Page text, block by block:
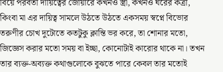
বিয়ে পরবর্তী দায়িত্বের জোয়ারে কখনও স্ত্রী, কখনও ঘরের কর্ত্রী,
কিংবা মা এর দায়িত্ব সামলে উঠতে উঠতে একসময় স্বপ্নে বিভোর
তরুণীর চোখ দুটোতে কতটুকু ক্লান্তি ভর করে, তা শোনার মতো,
জিজ্ঞেস করার মতো সময় বা ইচ্ছা, কোনোটাই কারোর থাকে না। তখন
তার ব্যক্ত-অব্যক্ত কথাগুলোকে বুঝতে পারে কেবল তার মতোই